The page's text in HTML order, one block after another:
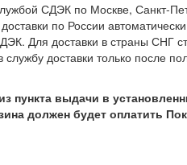
СДЭК по Москве, Санкт-
по России
Для доставки в страны СНГ
доставки только после
пункта выдачи в
должен будет оплатить